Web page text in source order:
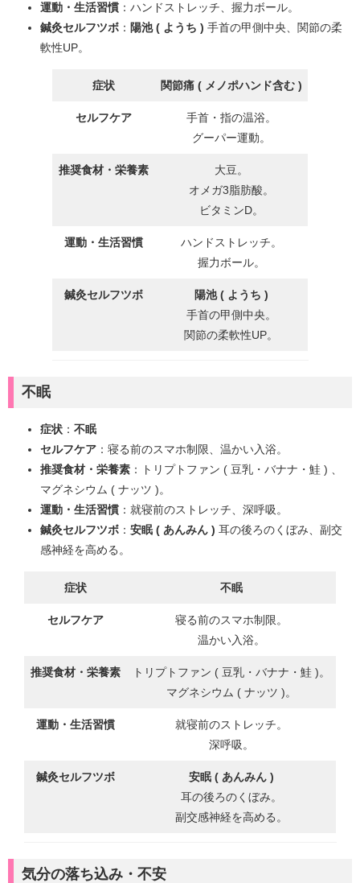
運動・生活習慣 ：ハンドストレッチ、握力ボール。
鍼灸セルフツボ ： 陽池 ( ようち ) 手首の甲側中央、関節の柔
軟性UP。
症状 関節痛 ( メノポハンド含む )
セルフケア
手首・指の温浴。
グーパー運動。
推奨食材・栄養素
大豆。
オメガ3脂肪酸。
ビタミンD。
運動・生活習慣
ハンドストレッチ。
握力ボール。
鍼灸セルフツボ
陽池 ( ようち )
手首の甲側中央。
関節の柔軟性UP。
不眠
症状 ： 不眠
セルフケア ：寝る前のスマホ制限、温かい入浴。
推奨食材・栄養素 ：トリプトファン ( 豆乳・バナナ・鮭 ) 、
マグネシウム ( ナッツ )。
運動・生活習慣 ：就寝前のストレッチ、深呼吸。
鍼灸セルフツボ ： 安眠 ( あんみん ) 耳の後ろのくぼみ、副交
感神経を高める。
症状 不眠
セルフケア
寝る前のスマホ制限。
温かい入浴。
推奨食材・栄養素
トリプトファン ( 豆乳・バナナ・鮭 )。
マグネシウム ( ナッツ )。
運動・生活習慣
就寝前のストレッチ。
深呼吸。
鍼灸セルフツボ
安眠 ( あんみん )
耳の後ろのくぼみ。
副交感神経を高める。
気分の落ち込み・不安